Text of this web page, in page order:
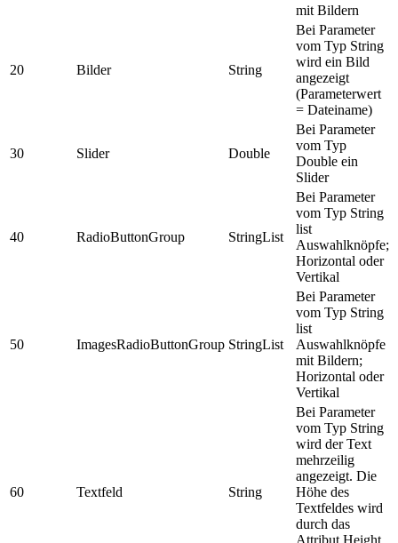
mit Bildern
20 Bilder String
Bei Parameter
vom Typ String
wird ein Bild
angezeigt
(Parameterwert
= Dateiname)
30 Slider Double
Bei Parameter
vom Typ
Double ein
Slider
40 RadioButtonGroup StringList
Bei Parameter
vom Typ String
list
Auswahlknöpfe;
Horizontal oder
Vertikal
50 ImagesRadioButtonGroup StringList
Bei Parameter
vom Typ String
list
Auswahlknöpfe
mit Bildern;
Horizontal oder
Vertikal
60 Textfeld String
Bei Parameter
vom Typ String
wird der Text
mehrzeilig
angezeigt. Die
Höhe des
Textfeldes wird
durch das